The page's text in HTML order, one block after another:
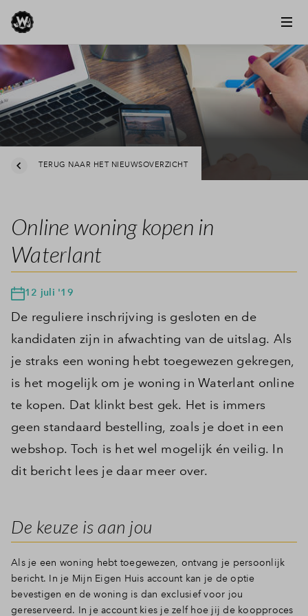
TERUG NAAR HET NIEUWSOVERZICHT
Online woning kopen in
Waterlant
12 juli '19
De reguliere inschrijving is gesloten en de
kandidaten zijn in afwachting van de uitslag. Als
je straks een woning hebt toegewezen gekregen,
is het mogelijk om je woning in Waterlant online
te kopen. Dat klinkt best gek. Het is immers
geen standaard bestelling, zoals je doet in een
webshop. Toch is het wel mogelijk én veilig. In
dit bericht lees je daar meer over.
De keuze is aan jou
Als je een woning hebt toegewezen, ontvang je persoonlijk
bericht. In je Mijn Eigen Huis account kan je de optie
bevestigen en de woning is dan exclusief voor jou
gereserveerd. In je account kies je zelf hoe jij de koopproces